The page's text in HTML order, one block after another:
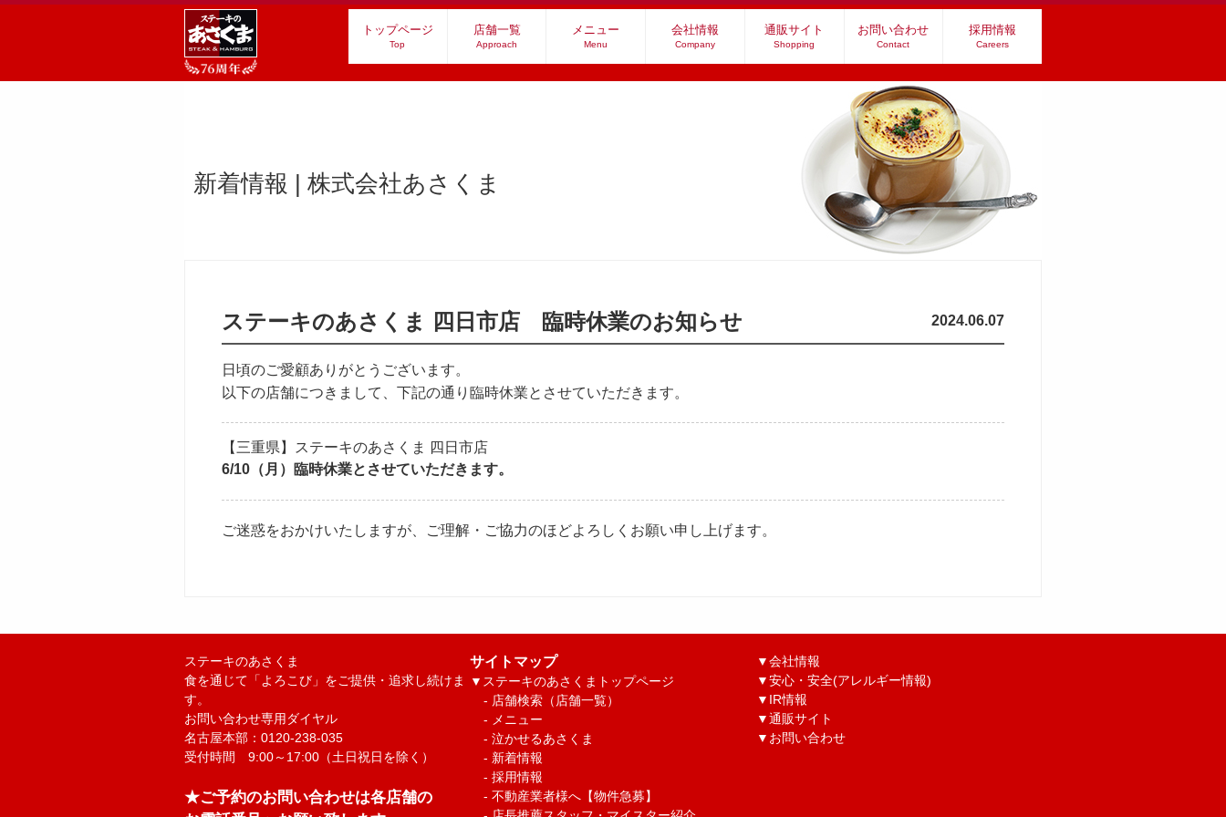
トップページ
Top
店舗一覧
Approach
メニュー
Menu
会社情報
Company
通販サイト
Shopping
お問い合わせ
Contact
採用情報
Careers
新着情報 | 株式会社あさくま
ステーキのあさくま 四日市店 臨時休業のお知らせ 2024.06.07
日頃のご愛顧ありがとうございます。
以下の店舗につきまして、下記の通り臨時休業とさせていただきます。
【三重県】ステーキのあさくま 四日市店
6/10（月）臨時休業とさせていただきます。
ご迷惑をおかけいたしますが、ご理解・ご協力のほどよろしくお願い申し上げます。
ステーキのあさくま
食を通じて「よろこび」をご提供・追求し続けま
す。
お問い合わせ専用ダイヤル
名古屋本部：0120-238-035
受付時間 9:00～17:00（土日祝日を除く）
★ご予約のお問い合わせは各店舗の
サイトマップ
▼ ステーキのあさくまトップページ
- 店舗検索（店舗一覧）
- メニュー
-泣かせるあさくま
- 新着情報
-採用情報
-不動産業者様へ【物件急募】
▼会社情報
▼安心・安全(アレルギー情報)
▼ IR情報
▼通販サイト
▼ お問い合わせ